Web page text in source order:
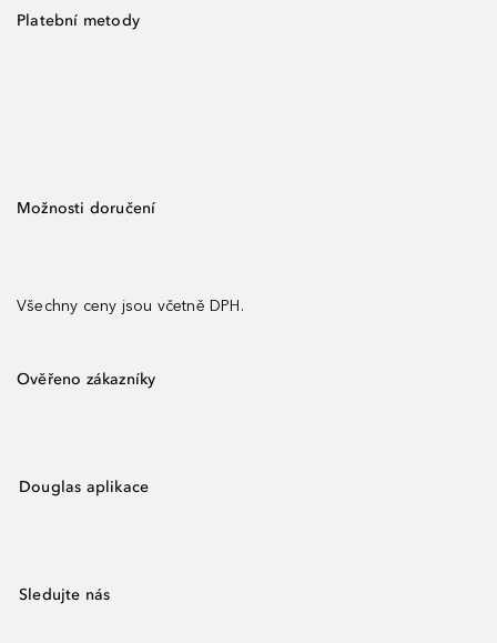
Platební metody
Možnosti doručení
Všechny ceny jsou včetně DPH.
Ověřeno zákazníky
Douglas aplikace
Sledujte nás